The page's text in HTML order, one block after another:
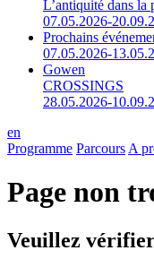
L’antiquité dans la
07.05.2026-
Prochains
07.05.2026-
Gowen
CROSSINGS
28.05.2026-
en
Programme Parcours A
Page non
Veuillez vérifier